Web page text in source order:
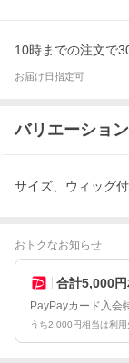
10時までの注文で
お届け日指定可
バリエーション
サイズ、ウィッグ
おトクなお知らせ
合計5,000円
PayPayカード入会
うち2,000円相当は利